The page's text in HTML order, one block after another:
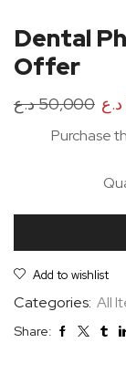
Dental
Offer
50,000د.ع د.ع
Purchase
Add to wishlist
Categories: All
Share: